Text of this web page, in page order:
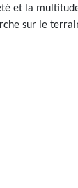
la
sur le